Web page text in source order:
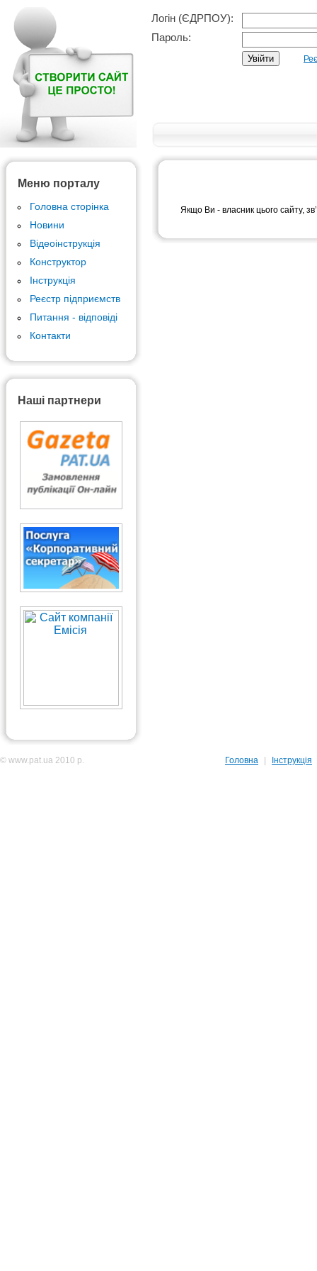
Логін (ЄДРПОУ):
Пароль:
Меню порталу
Головна сторінка
Новини
Відеоінструкція
Конструктор
Інструкція
Реєстр підприємств
Питання - відповіді
Контакти
Наші партнери
Якщо Ви - власник цього сайту,
© www.pat.ua 2010 р. Головна Інструкція